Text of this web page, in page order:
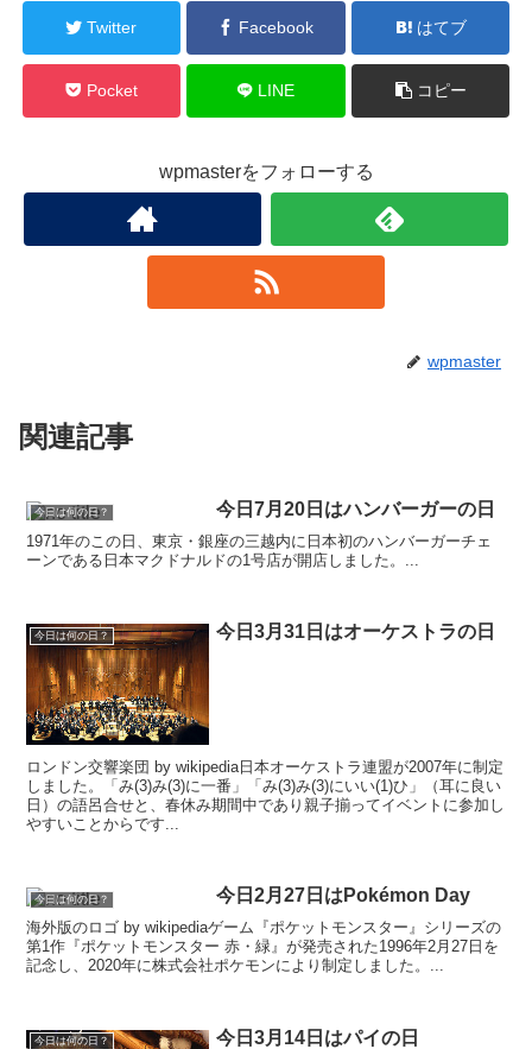
Twitter Facebook はてブ
Pocket LINE コピー
wpmasterをフォローする
wpmaster
関連記事
今日は何の日？ 今日7月20日はハンバーガーの日
1971年のこの日、東京・銀座の三越内に日本初のハンバーガーチェ
ーンである日本マクドナルドの1号店が開店しました。...
今日は何の日？ 今日3月31日はオーケストラの日
ロンドン交響楽団 by wikipedia日本オーケストラ連盟が2007年に制定
しました。「み(3)み(3)に一番」「み(3)み(3)にいい(1)ひ」（耳に良い
日）の語呂合せと、春休み期間中であり親子揃ってイベントに参加し
やすいことからです...
今日は何の日？ 今日2月27日はPokémon Day
海外版のロゴ by wikipediaゲーム『ポケットモンスター』シリーズの
第1作『ポケットモンスター 赤・緑』が発売された1996年2月27日を
記念し、2020年に株式会社ポケモンにより制定しました。...
今日は何の日？ 今日3月14日はパイの日